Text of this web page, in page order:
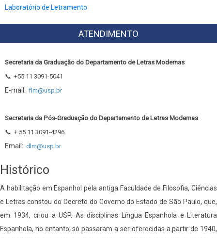
Laboratório de Letramento
ATENDIMENTO
Secretaria da Graduação do Departamento de Letras Modernas
📞 +55 11 3091-5041
E-mail: flm@usp.br
Secretaria da Pós-Graduação do Departamento de Letras Modernas
📞 + 55 11 3091-4296
Email: dlm@usp.br
Histórico
A habilitação em Espanhol pela antiga Faculdade de Filosofia, Ciências
e Letras constou do Decreto do Governo do Estado de São Paulo, que,
em 1934, criou a USP. As disciplinas Língua Espanhola e Literatura
Espanhola, no entanto, só passaram a ser oferecidas a partir de 1940,